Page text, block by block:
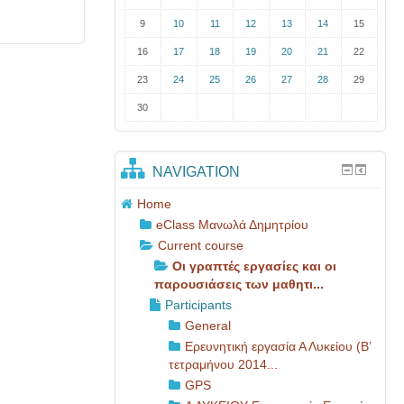
9 10 11 12 13 14 15
16 17 18 19 20 21 22
23 24 25 26 27 28 29
30
NAVIGATION
Home
eClass Μανωλά Δημητρίου
Current course
Οι γραπτές εργασίες και οι
παρουσιάσεις των μαθητι...
Participants
General
Ερευνητική εργασία Α Λυκείου (Β’
τετραμήνου 2014...
GPS